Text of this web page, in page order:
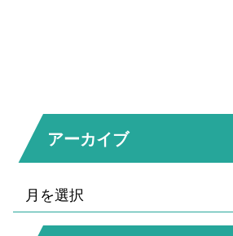
アーカイブ